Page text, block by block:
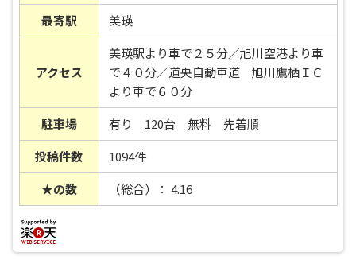
最寄駅 美瑛
アクセス
美瑛駅より車で２５分／旭川空港より車
で４０分／道央自動車道 旭川鷹栖ＩＣ
より車で６０分
駐車場
有り 120台 無料 先着順
投稿件数
1094件
★の数
（総合）： 4.16